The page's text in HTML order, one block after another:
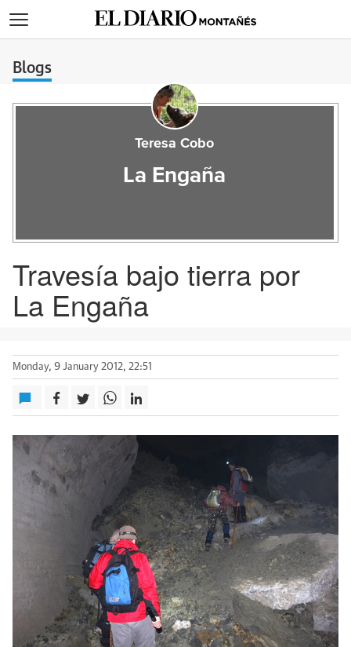
Blogs
Teresa Cobo
La Engaña
Travesía bajo tierra por
La Engaña
Monday, 9 January 2012, 22:51